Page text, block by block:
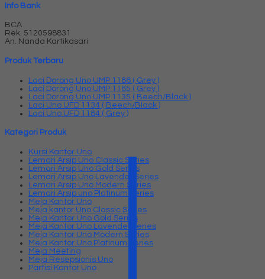
Info Bank
BCA
Rek. 5120598831
An. Nanda Kartikasari
Produk Terbaru
Laci Dorong Uno UMP 1186 ( Grey )
Laci Dorong Uno UMP 1185 ( Grey )
Laci Dorong Uno UMP 1135 ( Beech/Black )
Laci Uno UFD 1134 ( Beech/Black )
Laci Uno UFD 1184 ( Grey )
Kategori Produk
Kursi Kantor Uno
Lemari Arsip Uno Classic Series
Lemari Arsip Uno Gold Series
Lemari Arsip Uno Lavender Series
Lemari Arsip Uno Modern Series
Lemari Arsip uno Platinum Series
Meja Kantor Uno
Meja kantor Uno Classic Series
Meja Kantor Uno Gold Series
Meja Kantor Uno Lavender series
Meja Kantor Uno Modern Series
Meja Kantor Uno Platinum Series
Meja Meeting
Meja Resepsionis Uno
Partisi Kantor Uno